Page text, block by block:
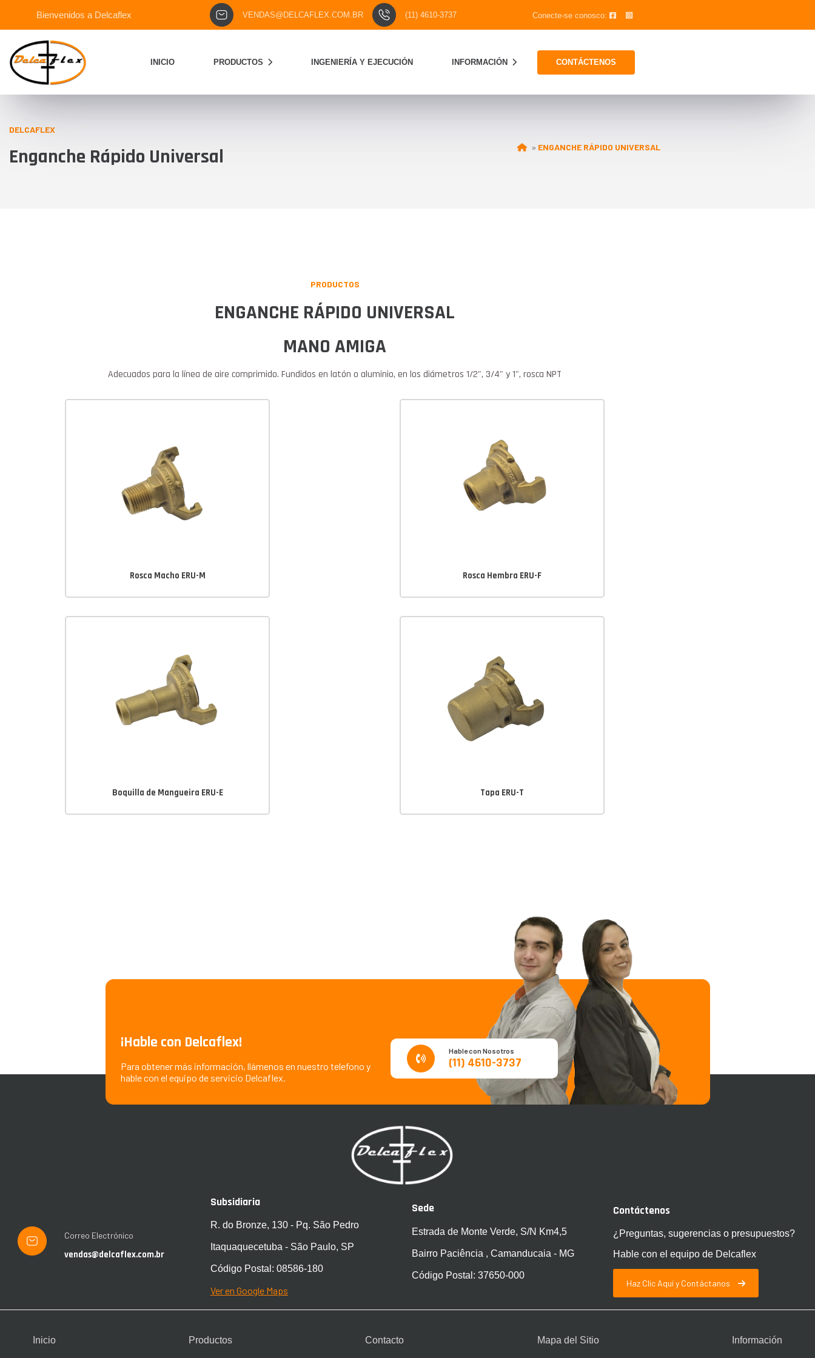
Bienvenidos a Delcaflex VENDAS@DELCAFLEX.COM.BR (11) 4610-3737 Conecte-se conosco:
INICIO PRODUCTOS INGENIERÍA Y EJECUCIÓN INFORMACIÓN CONTÁCTENOS
DELCAFLEX
Enganche Rápido Universal » ENGANCHE RÁPIDO UNIVERSAL
PRODUCTOS
ENGANCHE RÁPIDO UNIVERSAL
MANO AMIGA
Adecuados para la línea de aire comprimido. Fundidos en latón o aluminio, en los diámetros 1/2", 3/4" y 1", rosca NPT
Rosca Macho ERU-M Rosca Hembra ERU-F
Boquilla de Mangueira ERU-E Tapa ERU-T
¡Hable con Delcaflex!
Para obtener más información, llámenos en nuestro telefono y
hable con el equipo de servicio Delcaflex.
Hable con Nosotros
(11) 4610-3737
Correo Electrónico
vendas@delcaflex.com.br
Subsidiaria
R. do Bronze, 130 - Pq. São Pedro
Itaquaquecetuba - São Paulo, SP
Código Postal: 08586-180
Ver en Google Maps
Sede
Estrada de Monte Verde, S/N Km4,5
Bairro Paciência , Camanducaia - MG
Código Postal: 37650-000
Contáctenos
¿Preguntas, sugerencias o presupuestos?
Hable con el equipo de Delcaflex
Haz Clic Aquí y Contáctanos
Inicio Productos Contacto Mapa del Sitio Información